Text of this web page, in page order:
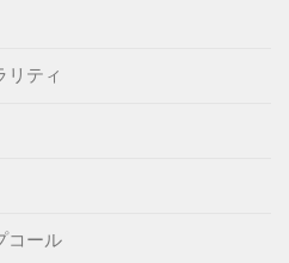
リティ
コール